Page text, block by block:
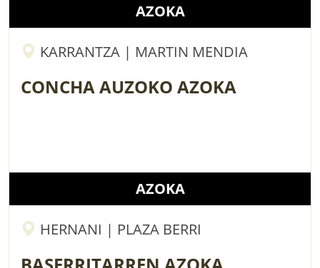
AZOKA
KARRANTZA | MARTIN MENDIA
CONCHA AUZOKO AZOKA
AZOKA
HERNANI | PLAZA BERRI